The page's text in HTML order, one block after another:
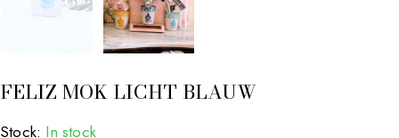
FELIZ MOK LICHT BLAUW
Stock: In stock